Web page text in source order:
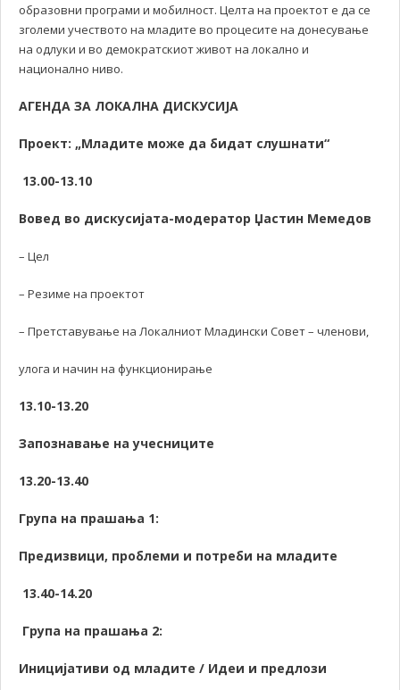
образовни програми и мобилност. Целта на проектот е да се
зголеми учеството на младите во процесите на донесување
на одлуки и во демократскиот живот на локално и
национално ниво.
АГЕНДА ЗА ЛОКАЛНА ДИСКУСИЈА
Проект: „Младите може да бидат слушнати“
13.00-13.10
Вовед во дискусијата-модератор Џастин Мемедов
– Цел
– Резиме на проектот
– Претставување на Локалниот Младински Совет – членови,
улога и начин на функционирање
13.10-13.20
Запознавање на учесниците
13.20-13.40
Група на прашања 1:
Предизвици, проблеми и потреби на младите
13.40-14.20
Група на прашања 2:
Иницијативи од младите / Идеи и предлози